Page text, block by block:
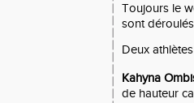
Toujours le
sont
Deux
Kahyna
de hauteur